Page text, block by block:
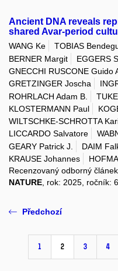
Ancient DNA reveals
shared Avar-period
WANG Ke TOBIAS
BERNER Margit
EGGERS
GNECCHI RUSCONE Guido
GRETZINGER Joscha
ROHRLACH Adam B.
KLOSTERMANN Paul
WILTSCHKE-SCHROTTA
LICCARDO Salvatore
GEARY Patrick J.
DAIM
KRAUSE Johannes
Recenzovaný odborný článek
NATURE , rok: 2025, ročník:
Předchozí
1 2 3 4